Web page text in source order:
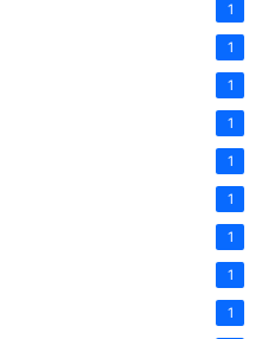
1
1
1
1
1
1
1
1
1